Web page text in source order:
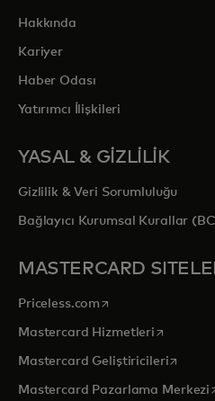
Hakkında
Kariyer
Haber Odası
Yatırımcı İlişkileri
YASAL & GİZLİLİK
Gizlilik & Veri Sorumluluğu
Bağlayıcı Kurumsal Kurallar
MASTERCARD
Priceless.com opens in a new tab
Mastercard Hizmetleri opens in
Mastercard Geliştiricileriopens
Mastercard Pazarlama Merkezi